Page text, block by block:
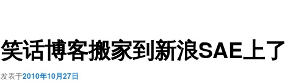
笑话博客搬家到新浪SAE上了
发表于2010年10月27日